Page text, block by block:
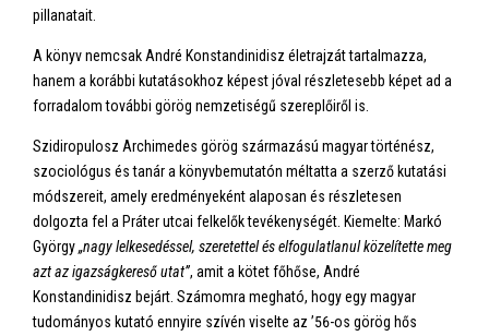
pillanatait.
A könyv nemcsak André Konstandinidisz életrajzát tartalmazza,
hanem a korábbi kutatásokhoz képest jóval részletesebb képet ad a
forradalom további görög nemzetiségű szereplőiről is.
Szidiropulosz Archimedes görög származású magyar történész,
szociológus és tanár a könyvbemutatón méltatta a szerző kutatási
módszereit, amely eredményeként alaposan és részletesen
dolgozta fel a Práter utcai felkelők tevékenységét. Kiemelte: Markó
György„nagy lelkesedéssel, szeretettel és elfogulatlanul közelítette meg
azt az igazságkereső utat”, amit a kötet főhőse, André
Konstandinidisz bejárt. Számomra megható, hogy egy magyar
tudományos kutató ennyire szívén viselte az ’56-os görög hős